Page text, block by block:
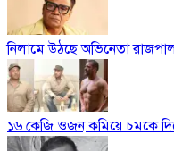
নিলামে উঠছে অভিনেতা
১৬ কেজি ওজন কমিয়ে চমকে